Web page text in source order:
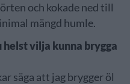
och kokade ned till
mängd humle.
vilja kunna brygga
säga att jag brygger öl